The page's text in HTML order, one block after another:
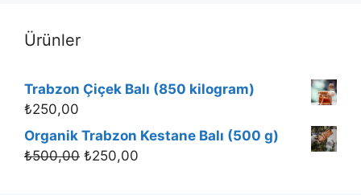
Ürünler
Trabzon Çiçek Balı (850 kilogram)
₺250,00
Organik Trabzon Kestane Balı (500 g)
₺500,00 ₺250,00